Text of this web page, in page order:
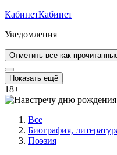
КабинетКабинет
Уведомления
Отметить все как
Показать ещё
18+
Все
Биография,
Поэзия